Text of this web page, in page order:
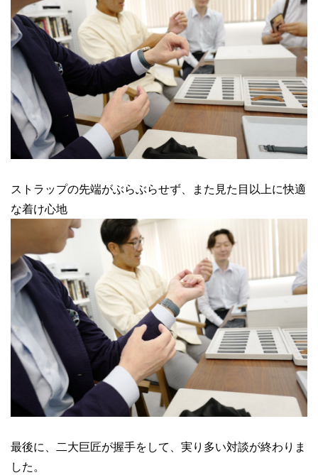
ストラップの先端がぶらぶらせず、また見た目以上に快適
な着け心地
最後に、二大巨匠が握手をして、実り多い対談が終わりま
した。